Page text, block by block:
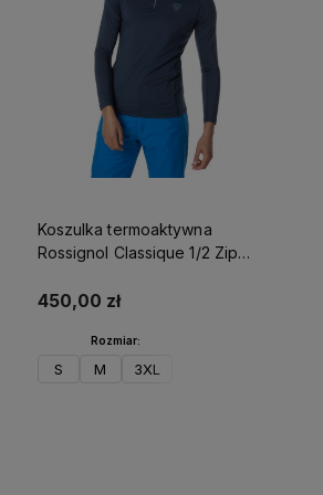
Koszulka termoaktywna
Rossignol Classique 1/2 Zip
450,00 zł
Rozmiar:
S M 3XL